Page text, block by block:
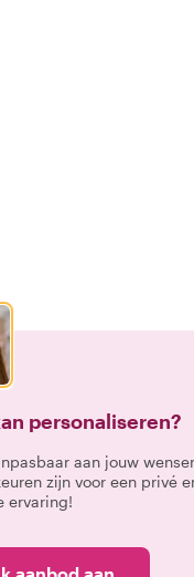
personaliseren?
aan jouw
zijn voor een privé
ervaring!